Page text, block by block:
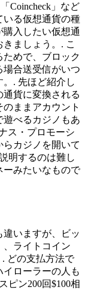
Coincheck」など
いる仮想通貨の種
入したい仮想通
ましょう。. こ
めで、ブロック
合送受信がいつ
. 先ほど紹介し
貨に変換される
ままアカウント
遊べるカジノもあ
ス・プロモーシ
カジノを開いて
明するのは難し
ーみたいなもので
いますが、ビッ
、ライトコイン
. どの支払方法で
ローラーの人も
ピン200回$100相